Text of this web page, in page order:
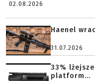
02.08.2026
Haenel
31.07.2026
33%
platform...